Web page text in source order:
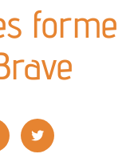
forme